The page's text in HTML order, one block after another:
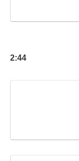
2:44